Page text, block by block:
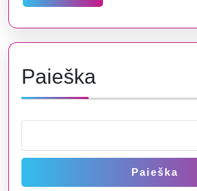
apie
tai
More
Paieška
Paieška